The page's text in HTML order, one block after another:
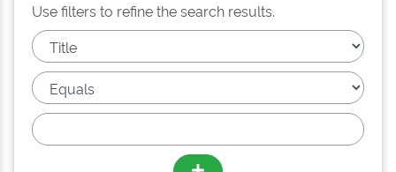
Use filters to refine the search results.